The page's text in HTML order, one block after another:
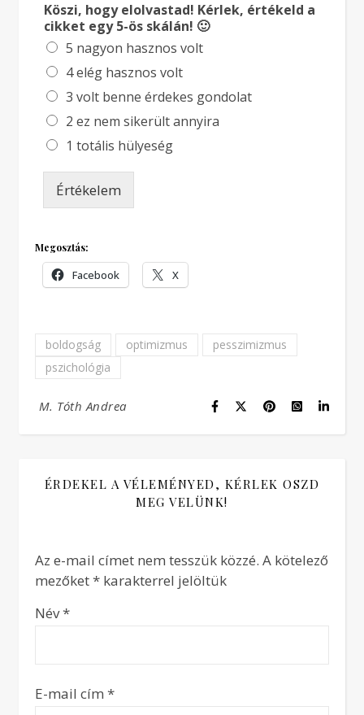
Köszi, hogy elolvastad! Kérlek, értékeld a
cikket egy 5-ös skálán! 🙂
5 nagyon hasznos volt
4 elég hasznos volt
3 volt benne érdekes gondolat
2 ez nem sikerült annyira
1 totális hülyeség
Értékelem
Megosztás:
Facebook X
boldogság optimizmus
pesszimizmus
pszichológia
M. Tóth Andrea
ÉRDEKEL A VÉLEMÉNYED, KÉRLEK OSZD
MEG VELÜNK!
Az e-mail címet nem tesszük közzé. A kötelező
mezőket* karakterrel jelöltük
Név*
E-mail cím *